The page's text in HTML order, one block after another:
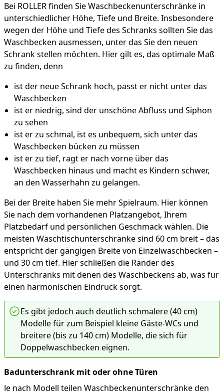
Bei ROLLER finden Sie Waschbeckenunterschränke in
unterschiedlicher Höhe, Tiefe und Breite. Insbesondere
wegen der Höhe und Tiefe des Schranks sollten Sie das
Waschbecken ausmessen, unter das Sie den neuen
Schrank stellen möchten. Hier gilt es, das optimale Maß
zu finden, denn
ist der neue Schrank hoch, passt er nicht unter das
Waschbecken
ist er niedrig, sind der unschöne Abfluss und Siphon
zu sehen
ist er zu schmal, ist es unbequem, sich unter das
Waschbecken bücken zu müssen
ist er zu tief, ragt er nach vorne über das
Waschbecken hinaus und macht es Kindern schwer,
an den Wasserhahn zu gelangen.
Bei der Breite haben Sie mehr Spielraum. Hier können
Sie nach dem vorhandenen Platzangebot, Ihrem
Platzbedarf und persönlichen Geschmack wählen. Die
meisten Waschtischunterschränke sind 60 cm breit – das
entspricht der gängigen Breite von Einzelwaschbecken –
und 30 cm tief. Hier schließen die Ränder des
Unterschranks mit denen des Waschbeckens ab, was für
einen harmonischen Eindruck sorgt.
Es gibt jedoch auch deutlich schmalere (40 cm)
Modelle für zum Beispiel kleine Gäste-WCs und
breitere (bis zu 140 cm) Modelle, die sich für
Doppelwaschbecken eignen.
Badunterschrank mit oder ohne Türen
Je nach Modell teilen Waschbeckenunterschränke den